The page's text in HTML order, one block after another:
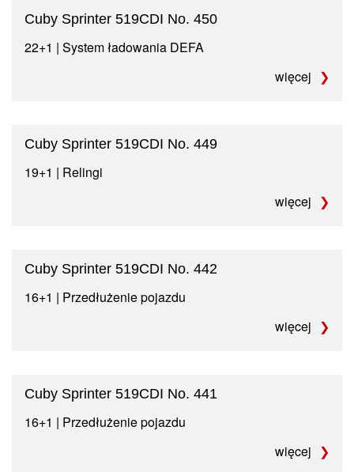
Cuby Sprinter 519CDI No. 450
22+1 | System ładowania DEFA
więcej
Cuby Sprinter 519CDI No. 449
19+1 | Relingi
więcej
Cuby Sprinter 519CDI No. 442
16+1 | Przedłużenie pojazdu
więcej
Cuby Sprinter 519CDI No. 441
16+1 | Przedłużenie pojazdu
więcej